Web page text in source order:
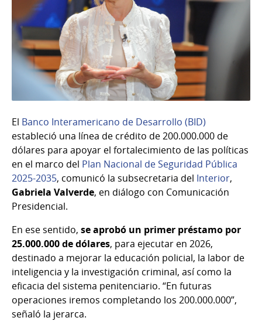
El Banco Interamericano de Desarrollo (BID)
estableció una línea de crédito de 200.000.000 de
dólares para apoyar el fortalecimiento de las políticas
en el marco del Plan Nacional de Seguridad Pública
2025-2035, comunicó la subsecretaria del Interior,
Gabriela Valverde, en diálogo con Comunicación
Presidencial.
En ese sentido, se aprobó un primer préstamo por
25.000.000 de dólares, para ejecutar en 2026,
destinado a mejorar la educación policial, la labor de
inteligencia y la investigación criminal, así como la
eficacia del sistema penitenciario. “En futuras
operaciones iremos completando los 200.000.000”,
señaló la jerarca.